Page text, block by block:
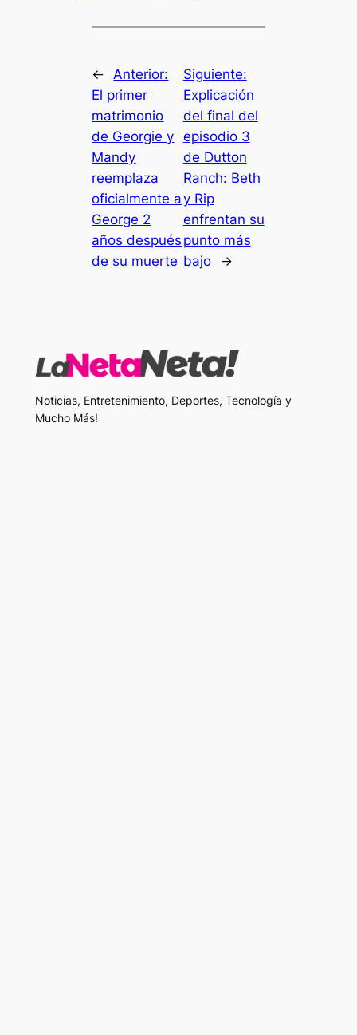
←
Anterior:
El primer
matrimonio
de Georgie y
Mandy
reemplaza
oficialmente a
George 2
años después
de su muerte
Siguiente:
Explicación
del final del
episodio 3
de Dutton
Ranch: Beth
y Rip
enfrentan su
punto más
bajo
→
Noticias, Entretenimiento, Deportes, Tecnología y
Mucho Más!